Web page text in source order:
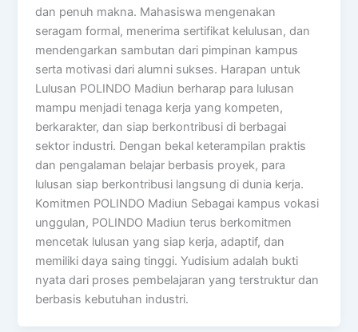
dan penuh makna. Mahasiswa mengenakan
seragam formal, menerima sertifikat kelulusan, dan
mendengarkan sambutan dari pimpinan kampus
serta motivasi dari alumni sukses. Harapan untuk
Lulusan POLINDO Madiun berharap para lulusan
mampu menjadi tenaga kerja yang kompeten,
berkarakter, dan siap berkontribusi di berbagai
sektor industri. Dengan bekal keterampilan praktis
dan pengalaman belajar berbasis proyek, para
lulusan siap berkontribusi langsung di dunia kerja.
Komitmen POLINDO Madiun Sebagai kampus vokasi
unggulan, POLINDO Madiun terus berkomitmen
mencetak lulusan yang siap kerja, adaptif, dan
memiliki daya saing tinggi. Yudisium adalah bukti
nyata dari proses pembelajaran yang terstruktur dan
berbasis kebutuhan industri.